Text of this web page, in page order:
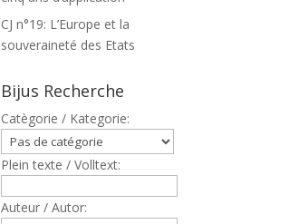
CJ n°19: L’Europe et la
souveraineté des Etats
Bijus Recherche
Catègorie / Kategorie:
Plein texte / Volltext:
Auteur / Autor: